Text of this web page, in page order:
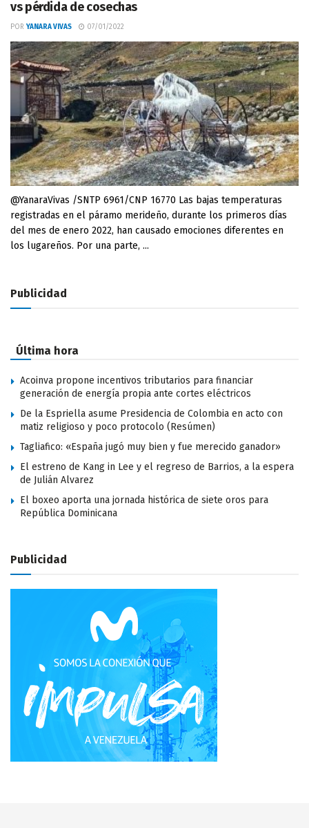
vs pérdida de cosechas
POR YANARA VIVAS 07/01/2022
@YanaraVivas /SNTP 6961/CNP 16770 Las bajas temperaturas
registradas en el páramo merideño, durante los primeros días
del mes de enero 2022, han causado emociones diferentes en
los lugareños. Por una parte, ...
Publicidad
Última hora
Acoinva propone incentivos tributarios para financiar
generación de energía propia ante cortes eléctricos
De la Espriella asume Presidencia de Colombia en acto con
matiz religioso y poco protocolo (Resúmen)
Tagliafico: «España jugó muy bien y fue merecido ganador»
El estreno de Kang in Lee y el regreso de Barrios, a la espera
de Julián Alvarez
El boxeo aporta una jornada histórica de siete oros para
República Dominicana
Publicidad